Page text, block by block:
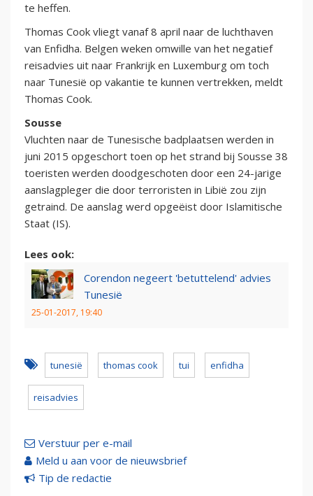
te heffen.
Thomas Cook vliegt vanaf 8 april naar de luchthaven
van Enfidha. Belgen weken omwille van het negatief
reisadvies uit naar Frankrijk en Luxemburg om toch
naar Tunesië op vakantie te kunnen vertrekken, meldt
Thomas Cook.
Sousse
Vluchten naar de Tunesische badplaatsen werden in
juni 2015 opgeschort toen op het strand bij Sousse 38
toeristen werden doodgeschoten door een 24-jarige
aanslagpleger die door terroristen in Libië zou zijn
getraind. De aanslag werd opgeëist door Islamitische
Staat (IS).
Lees ook:
Corendon negeert 'betuttelend' advies
Tunesië
25-01-2017, 19:40
tunesië thomas cook tui enfidha
reisadvies
Verstuur per e-mail
Meld u aan voor de nieuwsbrief
Tip de redactie